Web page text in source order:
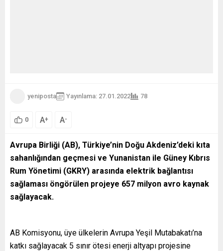
yeniposta Yayınlama: 27.01.2022 78
0 A+ A-
Avrupa Birliği (AB), Türkiye’nin Doğu Akdeniz’deki kıta
sahanlığından geçmesi ve Yunanistan ile Güney Kıbrıs
Rum Yönetimi (GKRY) arasında elektrik bağlantısı
sağlaması öngörülen projeye 657 milyon avro kaynak
sağlayacak.
AB Komisyonu, üye ülkelerin Avrupa Yeşil Mutabakatı’na
katkı sağlayacak 5 sınır ötesi enerji altyapı projesine